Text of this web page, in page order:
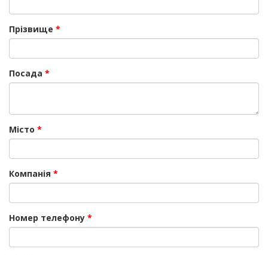
Прізвище *
Посада *
Місто *
Компанія *
Номер телефону *